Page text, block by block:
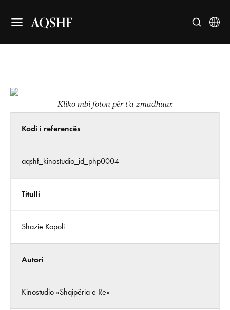
AQSHF
Kliko mbi foton për t’a zmadhuar.
Kodi i referencës
aqshf_kinostudio_id_php0004
Titulli
Shazie Kopoli
Autori
Kinostudio «Shqipëria e Re»